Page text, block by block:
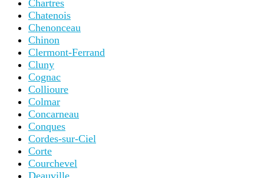
Chartres
Chatenois
Chenonceau
Chinon
Clermont-Ferrand
Cluny
Cognac
Collioure
Colmar
Concarneau
Conques
Cordes-sur-Ciel
Corte
Courchevel
Deauville